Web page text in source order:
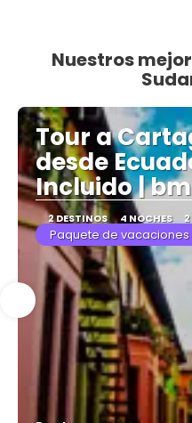
Nuestros
Tour a
desde
Incluido |
2 DESTINOS 4 NOCHES
Paquete de vacaciones